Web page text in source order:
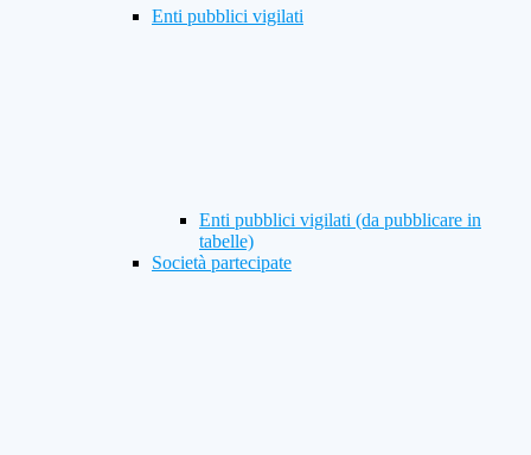
Enti pubblici vigilati
Enti pubblici vigilati (da pubblicare in
tabelle)
Società partecipate